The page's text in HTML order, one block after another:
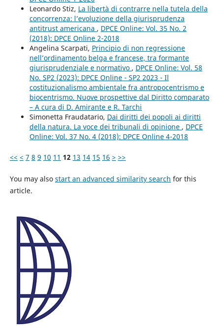
Leonardo Stiz, La libertà di contrarre nella tutela della
concorrenza: l’evoluzione della giurisprudenza
antitrust americana , DPCE Online: Vol. 35 No. 2
(2018): DPCE Online 2-2018
Angelina Scarpati, Principio di non regressione
nell’ordinamento belga e francese, tra formante
giurisprudenziale e normativo , DPCE Online: Vol. 58
No. SP2 (2023): DPCE Online - SP2 2023 - Il
costituzionalismo ambientale fra antropocentrismo e
biocentrismo. Nuove prospettive dal Diritto comparato
– A cura di D. Amirante e R. Tarchi
Simonetta Fraudatario, Dai diritti dei popoli ai diritti
della natura. La voce dei tribunali di opinione , DPCE
Online: Vol. 37 No. 4 (2018): DPCE Online 4-2018
<< < 7 8 9 10 11 12 13 14 15 16 > >>
You may also start an advanced similarity search for this
article.